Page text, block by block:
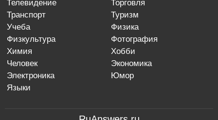
телевидение
торговля
транспорт
туризм
учеба
физика
физкультура
фотография
химия
хобби
человек
экономика
электроника
юмор
языки